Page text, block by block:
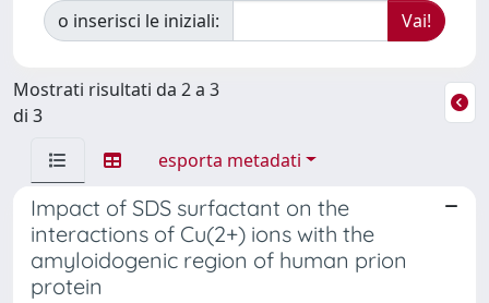
o inserisci le iniziali:
Mostrati risultati da 2 a 3
di 3
esporta metadati
Impact of SDS surfactant on the
interactions of Cu(2+) ions with the
amyloidogenic region of human prion
protein